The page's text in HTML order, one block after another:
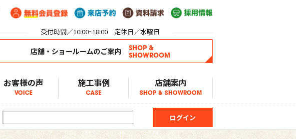
受付時間／10:00~18:00 定休日／水曜日
店舗・ショールームのご案内
SHOP &
SHOWROOM
お客様の声
VOICE
施工事例
CASE
店舗案内
SHOP & SHOWROOM